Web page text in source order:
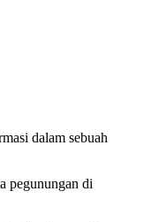
dalam sebuah
pegunungan di